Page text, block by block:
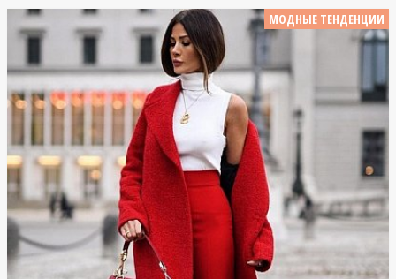
МОДНЫЕ ТЕНДЕНЦИИ